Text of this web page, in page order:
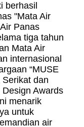
berhasil
"Mata Air
Panas
tiga tahun
Mata Air
internasional
“MUSE
Serikat dan
Awards
menarik
untuk
air